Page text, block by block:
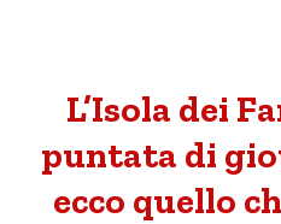
L’Isola dei
puntata di
ecco quello